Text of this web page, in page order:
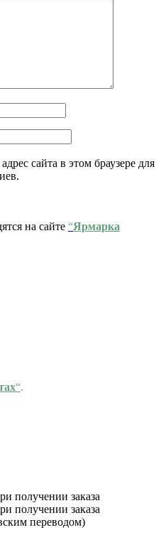
сайта в этом браузере для
на сайте “Ярмарка
“.
получении заказа
получении заказа
переводом)